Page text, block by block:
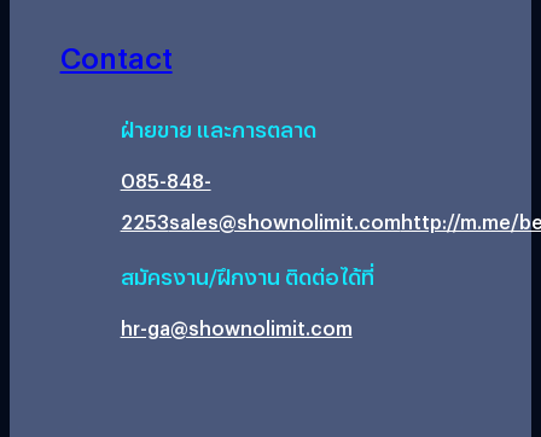
Contact
ฝ่ายขาย และการตลาด
085-848-
2253sales@shownolimit.comhttp://m.me/
สมัครงาน/ฝึกงาน ติดต่อได้ที่
hr-ga@shownolimit.com